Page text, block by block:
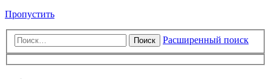
Пропустить
Поиск Расширенный поиск